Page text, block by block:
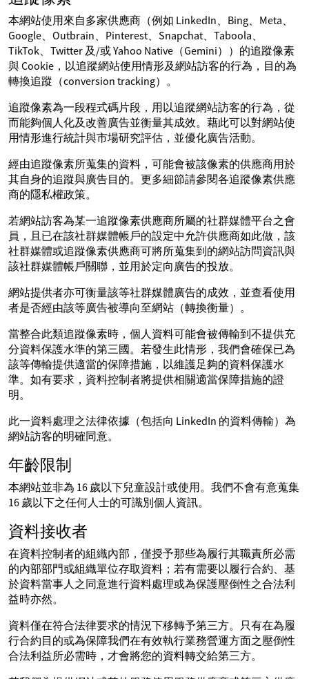
本網站使用來自多家供應商（例如 LinkedIn、Bing、Meta、
Google、Outbrain、Pinterest、Snapchat、Taboola、
TikTok、Twitter 及/或 Yahoo Native（Gemini））的追蹤像素
與 Cookie，以追蹤網站使用情形及網站訪客的行為，目的為
轉換追蹤（conversion tracking）。
追蹤像素為一段程式碼片段，用以追蹤網站訪客的行為，從
而能夠個人化及改善廣告並衡量其成效。藉此可以對網站使
用情形進行統計與市場研究評估，並優化廣告活動。
經由追蹤像素所蒐集的資料，可能會被該像素的供應商用於
其自身的追蹤與廣告目的。更多細節請參閱各追蹤像素供應
商的隱私權政策。
若網站訪客為某一追蹤像素供應商所屬的社群媒體平台之會
員，且已在該社群媒體帳戶的設定中允許供應商如此做，該
社群媒體或追蹤像素供應商可將所蒐集到的網站訪問資訊與
該社群媒體帳戶關聯，並用於定向廣告的投放。
網站提供者亦可衡量該等社群媒體廣告的成效，並查看使用
者是否經由該等廣告被導向至網站（轉換衡量）。
當整合此類追蹤像素時，個人資料可能會被傳輸到不提供充
分資料保護水準的第三國。若發生此情形，我們會確保已為
該等傳輸提供適當的保障措施，以維護足夠的資料保護水
準。如有要求，資料控制者將提供相關適當保障措施的證
明。
此一資料處理之法律依據（包括向 LinkedIn 的資料傳輸）為
網站訪客的明確同意。
年齡限制
本網站並非為 16 歲以下兒童設計或使用。我們不會有意蒐集
16 歲以下之任何人士的可識別個人資訊。
資料接收者
在資料控制者的組織內部，僅授予那些為履行其職責所必需
的內部部門或組織單位存取資料；若有需要以履行合約、基
於資料當事人之同意進行資料處理或為保護壓倒性之合法利
益時亦然。
資料僅在符合法律要求的情況下移轉予第三方。只有在為履
行合約目的或為保障我們在有效執行業務營運方面之壓倒性
合法利益所必需時，才會將您的資料轉交給第三方。